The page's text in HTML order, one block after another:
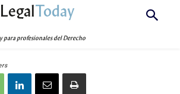
LegalToday
para profesionales del Derecho